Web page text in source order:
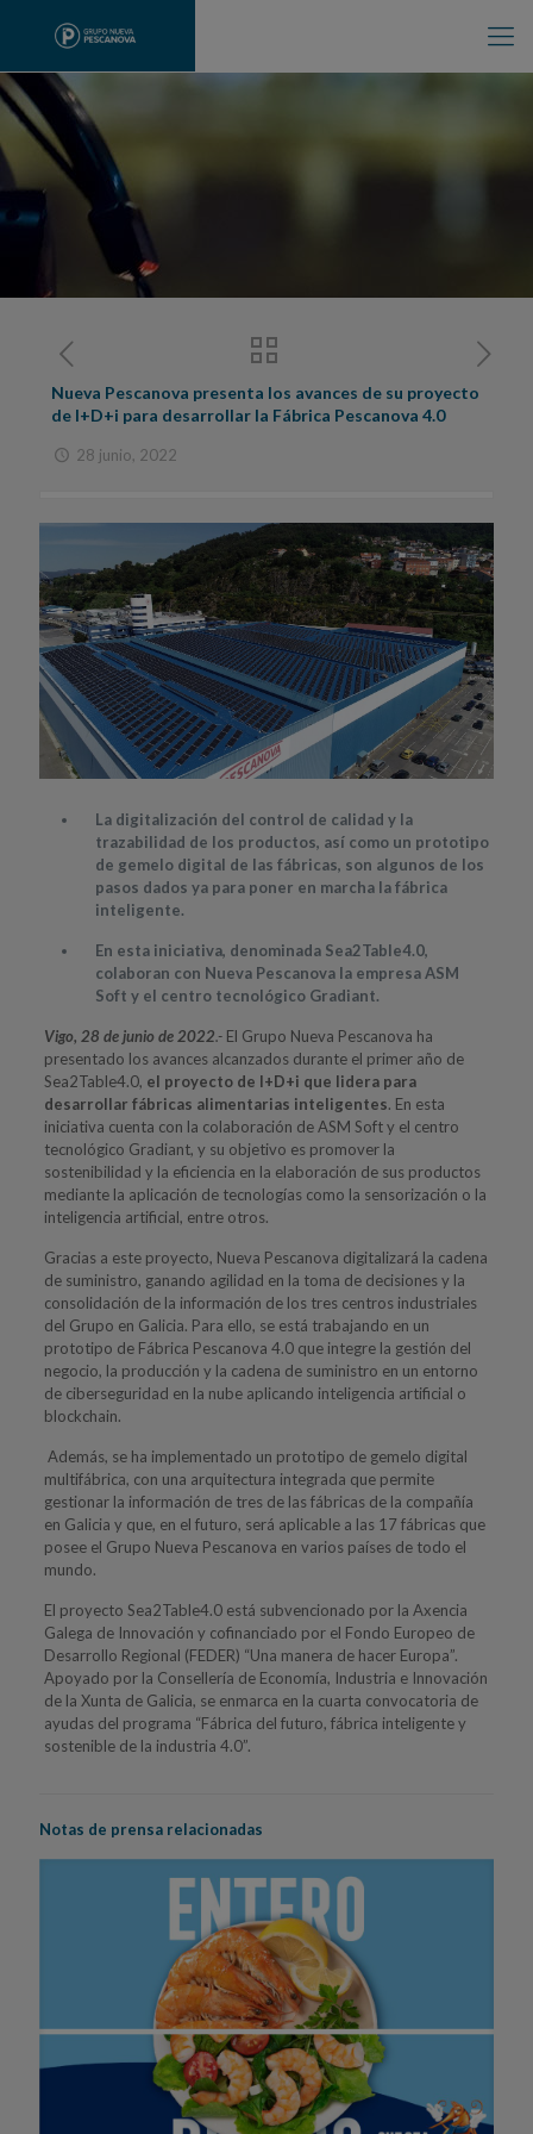
Nueva Pescanova presenta los avances de su proyecto
de I+D+i para desarrollar la Fábrica Pescanova 4.0
28 junio, 2022
La digitalización del control de calidad y la
trazabilidad de los productos, así como un prototipo
de gemelo digital de las fábricas, son algunos de los
pasos dados ya para poner en marcha la fábrica
inteligente.
En esta iniciativa, denominada Sea2Table4.0,
colaboran con Nueva Pescanova la empresa ASM
Soft y el centro tecnológico Gradiant.
Vigo, 28 de junio de 2022.-El Grupo Nueva Pescanova ha
presentado los avances alcanzados durante el primer año de
Sea2Table4.0, el proyecto de I+D+i que lidera para
desarrollar fábricas alimentarias inteligentes. En esta
iniciativa cuenta con la colaboración de ASM Soft y el centro
tecnológico Gradiant, y su objetivo es promover la
sostenibilidad y la eficiencia en la elaboración de sus productos
mediante la aplicación de tecnologías como la sensorización o la
inteligencia artificial, entre otros.
Gracias a este proyecto, Nueva Pescanova digitalizará la cadena
de suministro, ganando agilidad en la toma de decisiones y la
consolidación de la información de los tres centros industriales
del Grupo en Galicia. Para ello, se está trabajando en un
prototipo de Fábrica Pescanova 4.0 que integre la gestión del
negocio, la producción y la cadena de suministro en un entorno
de ciberseguridad en la nube aplicando inteligencia artificial o
blockchain.
Además, se ha implementado un prototipo de gemelo digital
multifábrica, con una arquitectura integrada que permite
gestionar la información de tres de las fábricas de la compañía
en Galicia y que, en el futuro, será aplicable a las 17 fábricas que
posee el Grupo Nueva Pescanova en varios países de todo el
mundo.
El proyecto Sea2Table4.0 está subvencionado por la Axencia
Galega de Innovación y cofinanciado por el Fondo Europeo de
Desarrollo Regional (FEDER) “Una manera de hacer Europa”.
Apoyado por la Consellería de Economía, Industria e Innovación
de la Xunta de Galicia, se enmarca en la cuarta convocatoria de
ayudas del programa “Fábrica del futuro, fábrica inteligente y
sostenible de la industria 4.0”.
Notas de prensa relacionadas